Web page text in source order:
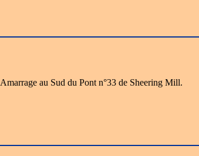
Amarrage au Sud du Pont n°33 de Sheering Mill.